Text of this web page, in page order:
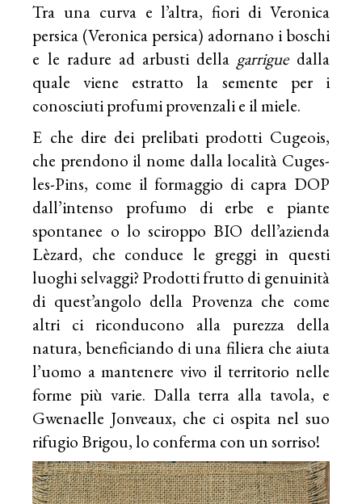
Tra una curva e l’altra, fiori di Veronica
persica (Veronica persica) adornano i boschi
e le radure ad arbusti della garriguedalla
quale viene estratto la semente per i
conosciuti profumi provenzali e il miele.
E che dire dei prelibati prodotti Cugeois,
che prendono il nome dalla località Cuges-
les-Pins, come il formaggio di capra DOP
dall’intenso profumo di erbe e piante
spontanee o lo sciroppo BIO dell’azienda
Lèzard, che conduce le greggi in questi
luoghi selvaggi? Prodotti frutto di genuinità
di quest’angolo della Provenza che come
altri ci riconducono alla purezza della
natura, beneficiando di una filiera che aiuta
l’uomo a mantenere vivo il territorio nelle
forme più varie. Dalla terra alla tavola, e
Gwenaelle Jonveaux, che ci ospita nel suo
rifugio Brigou, lo conferma con un sorriso!